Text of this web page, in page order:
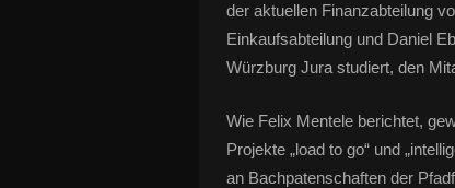
der aktuellen Finanzabteilung
Einkaufsabteilung und Daniel
Würzburg Jura studiert, den
Wie Felix Mentele berichtet,
Projekte „load to go“ und
an Bachpatenschaften der